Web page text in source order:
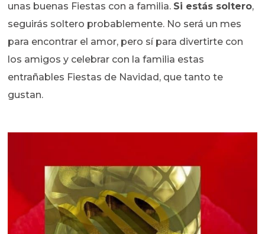
unas buenas Fiestas con a familia. Si estás soltero,
seguirás soltero probablemente. No será un mes
para encontrar el amor, pero sí para divertirte con
los amigos y celebrar con la familia estas
entrañables Fiestas de Navidad, que tanto te
gustan.